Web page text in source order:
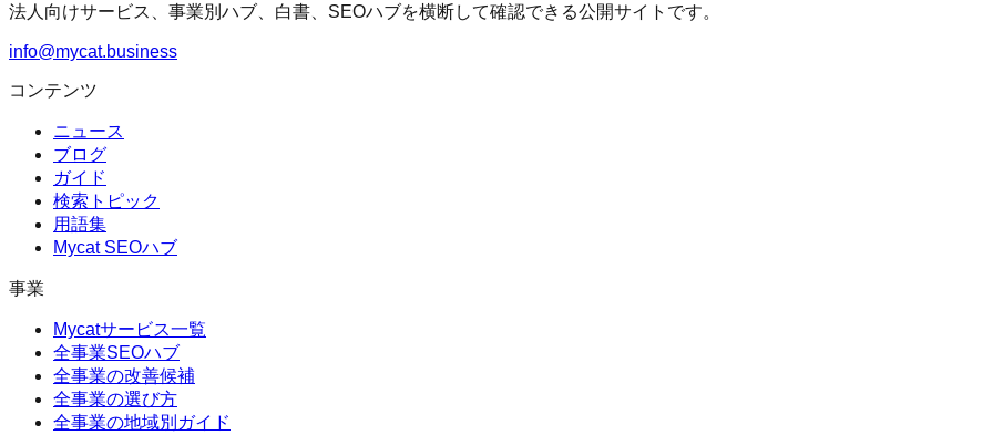
法人向けサービス、事業別ハブ、白書、SEOハブを横断して確認できる公開サイトです。
info@mycat.business
コンテンツ
ニュース
ブログ
ガイド
検索トピック
用語集
Mycat SEOハブ
事業
Mycatサービス一覧
全事業SEOハブ
全事業の改善候補
全事業の選び方
全事業の地域別ガイド